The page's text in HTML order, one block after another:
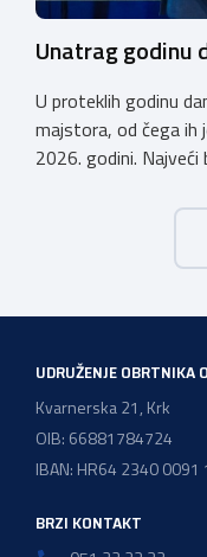
Unatrag godinu
U proteklih godinu
majstora, od čega
2026. godini.
majstor
vodoinstalatera,
majstora
UDRUŽENJE OBRTNIKA
Kvarnerska 21, Krk
OIB: 66881784724
IBAN: HR64 2340
BRZI KONTAKT